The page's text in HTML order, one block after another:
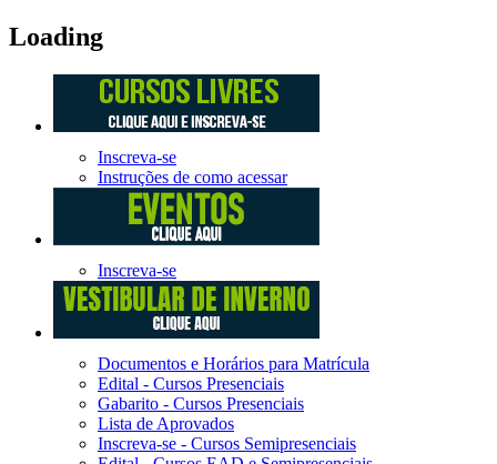
Loading
Inscreva-se
Instruções de como acessar
Inscreva-se
Documentos e Horários para Matrícula
Edital - Cursos Presenciais
Gabarito - Cursos Presenciais
Lista de Aprovados
Inscreva-se - Cursos Semipresenciais